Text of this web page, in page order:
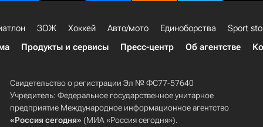
ЗОЖ Хоккей Авто/мото Единоборства
Sport
Продукты и сервисы Пресс-центр Об агентстве
Свидетельство о регистрации Эл № ФС77-57640
Учредитель: Федеральное государственное унитарное
предприятие Международное информационное агентство
«Россия сегодня» (МИА «Россия сегодня»).